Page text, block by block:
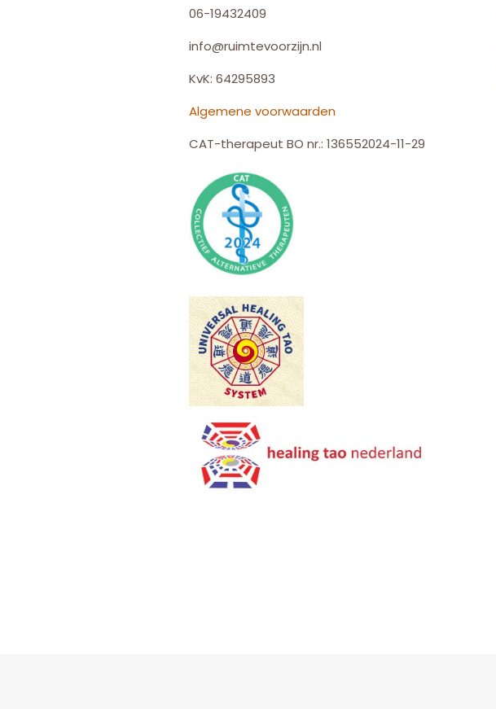
06-19432409
info@ruimtevoorzijn.nl
KvK: 64295893
Algemene voorwaarden
CAT-therapeut BO nr.: 136552024-11-29